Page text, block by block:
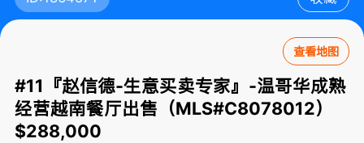
查看地图
#11『赵信德-生意买卖专家』-温哥华成熟
经营越南餐厅出售（MLS#C8078012）
$288,000